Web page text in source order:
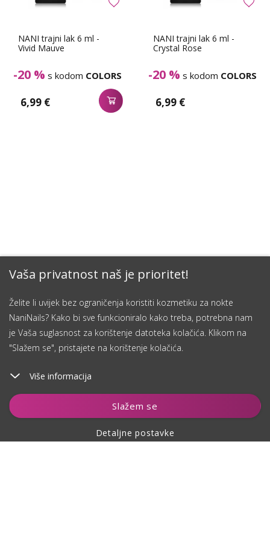
Vaša privatnost naš je prioritet!
Želite li uvijek bez ograničenja koristiti kozmetiku za nokte
NaniNails? Kako bi sve funkcioniralo kako treba, potrebna nam
je Vaša suglasnost za korištenje datoteka kolačića. Klikom na
"Slažem se", pristajete na korištenje kolačića.
Više informacija
Slažem se
Detaljne postavke
NANI trajni lak 6 ml -
Vivid Mauve
-20 % s kodom COLORS
6,99 €
NANI trajni lak 6 ml -
Crystal Rose
-20 % s kodom COLORS
6,99 €